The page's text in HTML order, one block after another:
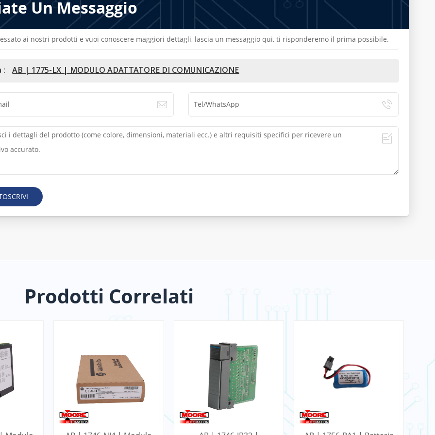
Un Messaggio
ai nostri prodotti e vuoi conoscere maggiori dettagli, lascia un messaggio qui, ti risponderemo il prima possibile.
: AB | 1775-LX | MODULO ADATTATORE DI COMUNICAZIONE
Prodotti Correlati